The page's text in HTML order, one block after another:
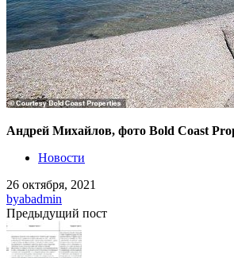
Андрей Михайлов, фото Bold Coast
Новости
26 октября, 2021
byabadmin
Предыдущий пост